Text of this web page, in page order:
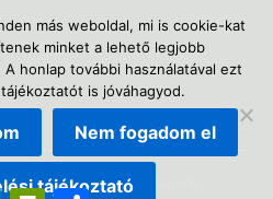
| Design:Newspaperly
más weboldal, mi is cookie-kat
minket a lehető legjobb
honlap további használatával ezt
is jóváhagyod.
Nem fogadom el
tájékoztató